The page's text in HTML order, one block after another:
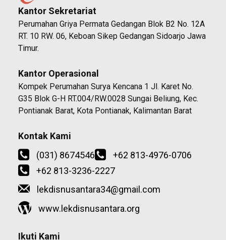
Kantor Sekretariat
Perumahan Griya Permata Gedangan Blok B2 No. 12A
RT. 10 RW. 06, Keboan Sikep Gedangan Sidoarjo Jawa
Timur.
Kantor Operasional
Kompek Perumahan Surya Kencana 1 Jl. Karet No.
G35 Blok G-H RT.004/RW.0028 Sungai Beliung, Kec.
Pontianak Barat, Kota Pontianak, Kalimantan Barat
Kontak Kami
(031) 8674546
+62 813-4976-0706
+62 813-3236-2227
lekdisnusantara34@gmail.com
www.lekdisnusantara.org
Ikuti Kami